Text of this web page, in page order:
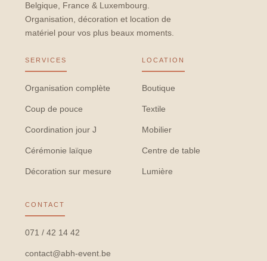
Belgique, France & Luxembourg.
Organisation, décoration et location de
matériel pour vos plus beaux moments.
SERVICES
Organisation complète
Coup de pouce
Coordination jour J
Cérémonie laïque
Décoration sur mesure
LOCATION
Boutique
Textile
Mobilier
Centre de table
Lumière
CONTACT
071 / 42 14 42
contact@abh-event.be